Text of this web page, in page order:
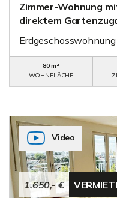
Zimmer-Wohnung
direktem
Erdgeschosswohnung
80 m²
WOHNFLÄCHE
1.650,- €
Video